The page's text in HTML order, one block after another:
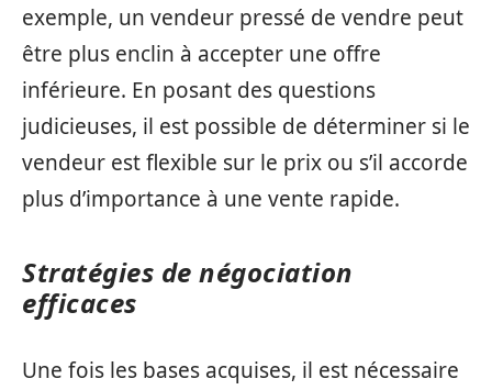
exemple, un vendeur pressé de vendre peut
être plus enclin à accepter une offre
inférieure. En posant des questions
judicieuses, il est possible de déterminer si le
vendeur est flexible sur le prix ou s’il accorde
plus d’importance à une vente rapide.
Stratégies de négociation
efficaces
Une fois les bases acquises, il est nécessaire